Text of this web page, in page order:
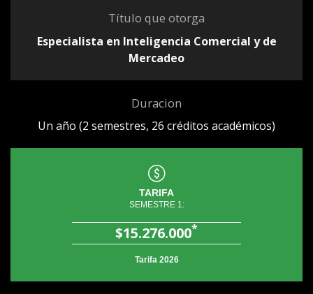
Título que otorga
Especialista en Inteligencia Comercial y de
Mercadeo
Duracion
Un año (2 semestres, 26 créditos académicos)
TARIFA
SEMESTRE 1:
$15.276.000*
Tarifa 2026